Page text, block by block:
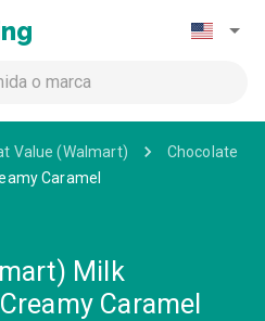
Value (Walmart)
Chocolate
Caramel
Milk
Caramel